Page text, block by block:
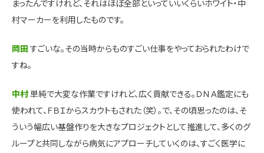
まったんですけれど、それはほぼ全部といっていいくらいホワイト・中
村マーカーを利用したものです。
岡田すごいな。その当時からものすごい仕事をやっておられたわけで
すね。
中村単純で大変な作業ですけれど、広く貢献できる。ＤＮＡ鑑定にも
使われて、ＦＢＩからスカウトもされた（笑）。で、その頃思ったのは、そ
ういう幅広い基盤作りを大きなプロジェクトとして推進して、多くのグ
ループと共同しながら病気にアプローチしていくのは、すごく医学に